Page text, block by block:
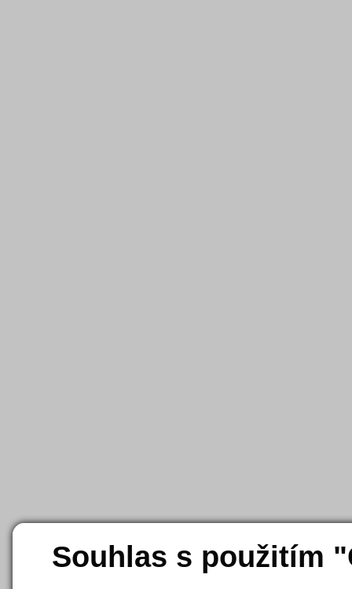
Souhlas s použitím